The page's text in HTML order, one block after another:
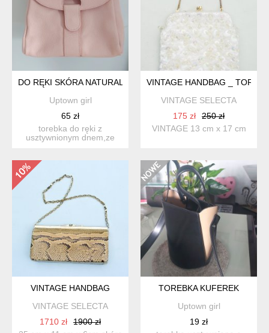
DO RĘKI SKÓRA NATURALNA
Uptown girl
65 zł
torebka do ręki z
usztywnionym dnem,ze
VINTAGE HANDBAG _
VINTAGE SELECTA
175 zł
250 zł
VINTAGE 13 cm x 17 cm
VINTAGE HANDBAG
VINTAGE SELECTA
1710 zł
1900 zł
TOREBKA KUFEREK
Uptown girl
19 zł